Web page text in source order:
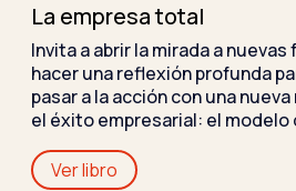
La empresa total
Invita a abrir la mirada a
hacer una reflexión profunda
pasar a la acción con una
el éxito empresarial: el modelo
Ver libro